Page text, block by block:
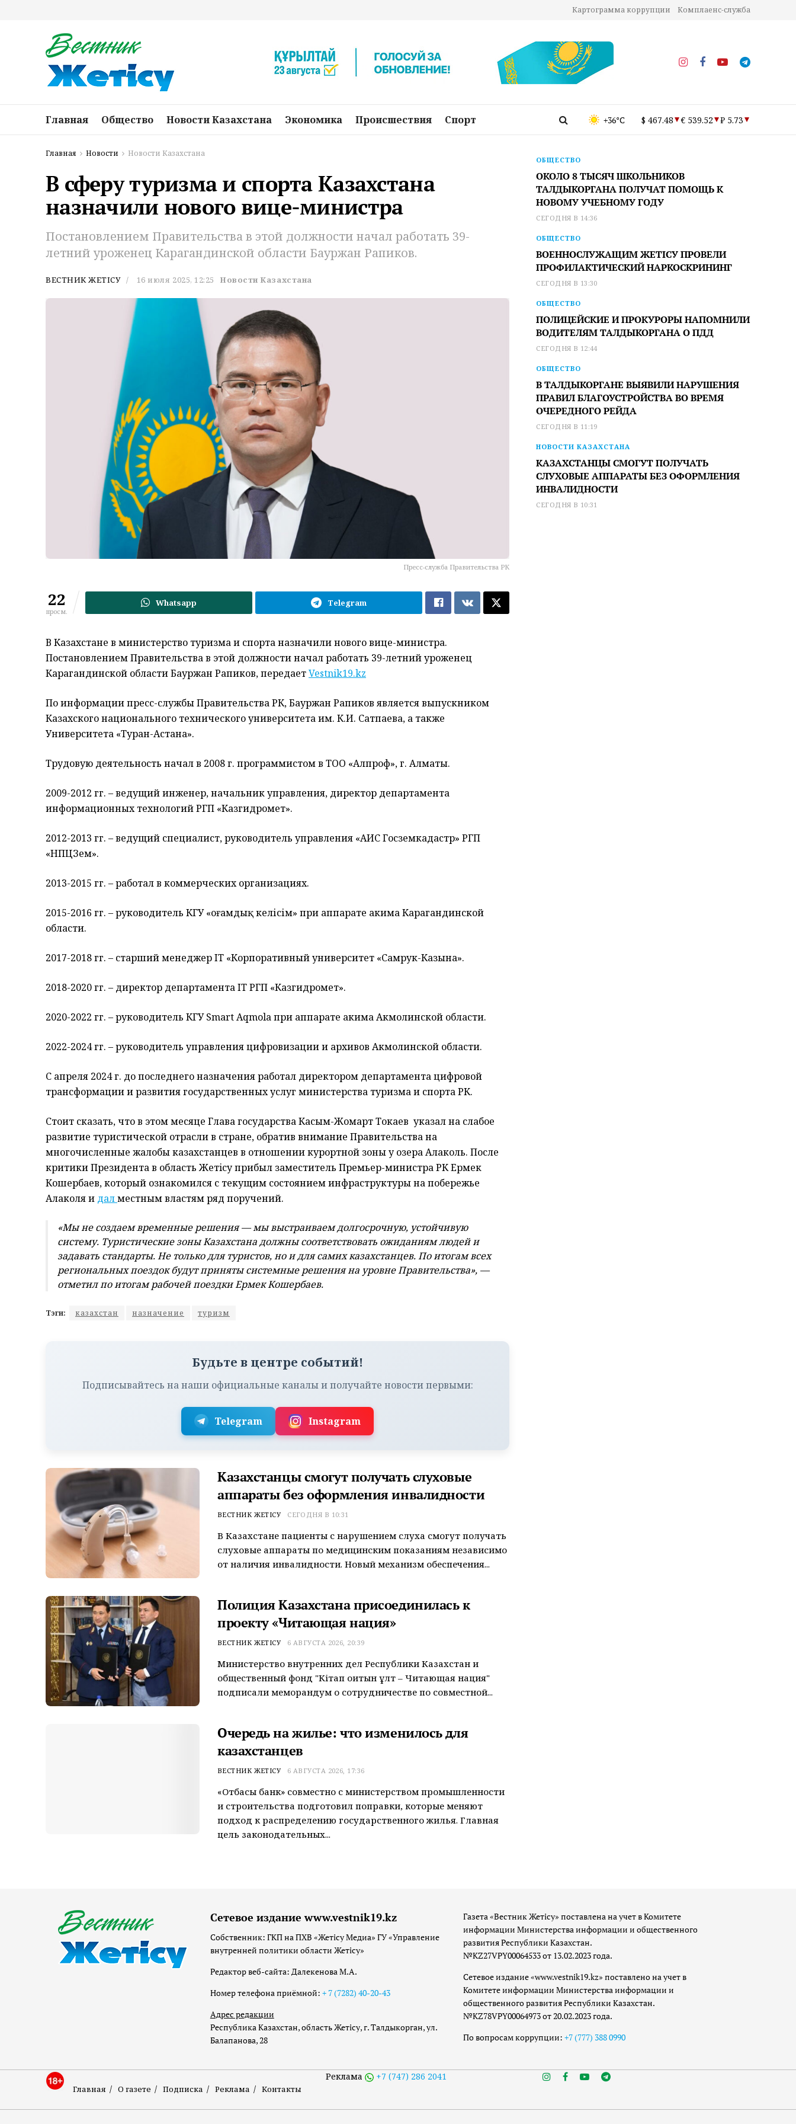
Картограмма коррупции Комплаенс-служба
Главная Общество Новости Казахстана Экономика Происшествия Спорт +36°C $ 467.48 € 539.52 ₽ 5.73
Главная Новости Новости Казахстана
В сферу туризма и спорта Казахстана
назначили нового вице-министра
Постановлением Правительства в этой должности начал работать 39-
летний уроженец Карагандинской области Бауржан Рапиков.
ВЕСТНИК ЖЕТІСУ 16 июля 2025, 12:25 Новости Казахстана
Пресс-служба Правительства РК
22
просм.
Whatsapp Telegram
В Казахстане в министерство туризма и спорта назначили нового вице-министра.
Постановлением Правительства в этой должности начал работать 39-летний уроженец
Карагандинской области Бауржан Рапиков, передаетVestnik19.kz
По информации пресс-службы Правительства РК, Бауржан Рапиков является выпускником
Казахского национального технического университета им. К.И. Сатпаева, а также
Университета «Туран-Астана».
Трудовую деятельность начал в 2008 г. программистом в ТОО «Алпроф», г. Алматы.
2009-2012 гг. – ведущий инженер, начальник управления, директор департамента
информационных технологий РГП «Казгидромет».
2012-2013 гг. – ведущий специалист, руководитель управления «АИС Госземкадастр» РГП
«НПЦЗем».
2013-2015 гг. – работал в коммерческих организациях.
2015-2016 гг. – руководитель КГУ «Қоғамдық келісім» при аппарате акима Карагандинской
области.
2017-2018 гг. – старший менеджер IT «Корпоративный университет «Самрук-Казына».
2018-2020 гг. – директор департамента IT РГП «Казгидромет».
2020-2022 гг. – руководитель КГУ Smаrt Aqmola при аппарате акима Акмолинской области.
2022-2024 гг. – руководитель управления цифровизации и архивов Акмолинской области.
С апреля 2024 г. до последнего назначения работал директором департамента цифровой
трансформации и развития государственных услуг министерства туризма и спорта РК.
Стоит сказать, что в этом месяце Глава государства Касым-Жомарт Токаев указал на слабое
развитие туристической отрасли в стране, обратив внимание Правительства на
многочисленные жалобы казахстанцев в отношении курортной зоны у озера Алаколь. После
критики Президента в область Жетiсу прибыл заместитель Премьер-министра РК Ермек
Кошербаев, который ознакомился с текущим состоянием инфраструктуры на побережье
Алаколя и далместным властям ряд поручений.
«Мы не создаем временные решения — мы выстраиваем долгосрочную, устойчивую
систему. Туристические зоны Казахстана должны соответствовать ожиданиям людей и
задавать стандарты. Не только для туристов, но и для самих казахстанцев. По итогам всех
региональных поездок будут приняты системные решения на уровне Правительства», —
отметил по итогам рабочей поездки Ермек Кошербаев.
Тэги: казахстан назначение туризм
Будьте в центре событий!
Подписывайтесь на наши официальные каналы и получайте новости первыми:
Telegram Instagram
Казахстанцы смогут получать слуховые
аппараты без оформления инвалидности
ВЕСТНИК ЖЕТІСУ СЕГОДНЯ В 10:31
В Казахстане пациенты с нарушением слуха смогут получать
слуховые аппараты по медицинским показаниям независимо
от наличия инвалидности. Новый механизм обеспечения...
Полиция Казахстана присоединилась к
проекту «Читающая нация»
ВЕСТНИК ЖЕТІСУ 6 АВГУСТА 2026, 20:39
Министерство внутренних дел Республики Казахстан и
общественный фонд "Кітап оқитын ұлт – Читающая нация"
подписали меморандум о сотрудничестве по совместной...
Очередь на жилье: что изменилось для
казахстанцев
ВЕСТНИК ЖЕТІСУ 6 АВГУСТА 2026, 17:36
«Отбасы банк» совместно с министерством промышленности
и строительства подготовил поправки, которые меняют
подход к распределению государственного жилья. Главная
цель законодательных...
ОБЩЕСТВО
ОКОЛО 8 ТЫСЯЧ ШКОЛЬНИКОВ
ТАЛДЫКОРГАНА ПОЛУЧАТ ПОМОЩЬ К
НОВОМУ УЧЕБНОМУ ГОДУ
СЕГОДНЯ В 14:36
ОБЩЕСТВО
ВОЕННОСЛУЖАЩИМ ЖЕТІСУ ПРОВЕЛИ
ПРОФИЛАКТИЧЕСКИЙ НАРКОСКРИНИНГ
СЕГОДНЯ В 13:30
ОБЩЕСТВО
ПОЛИЦЕЙСКИЕ И ПРОКУРОРЫ НАПОМНИЛИ
ВОДИТЕЛЯМ ТАЛДЫКОРГАНА О ПДД
СЕГОДНЯ В 12:44
ОБЩЕСТВО
В ТАЛДЫКОРГАНЕ ВЫЯВИЛИ НАРУШЕНИЯ
ПРАВИЛ БЛАГОУСТРОЙСТВА ВО ВРЕМЯ
ОЧЕРЕДНОГО РЕЙДА
СЕГОДНЯ В 11:19
НОВОСТИ КАЗАХСТАНА
КАЗАХСТАНЦЫ СМОГУТ ПОЛУЧАТЬ
СЛУХОВЫЕ АППАРАТЫ БЕЗ ОФОРМЛЕНИЯ
ИНВАЛИДНОСТИ
СЕГОДНЯ В 10:31
Сетевое издание www.vestnik19.kz
Собственник: ГКП на ПХВ «Жетісу Медиа» ГУ «Управление
внутренней политики области Жетісу»
Редактор веб-сайта: Далекенова М.А.
Номер телефона приёмной: + 7 (7282) 40-20-43
Адрес редакции
Республика Казахстан, область Жетісу, г. Талдыкорган, ул.
Балапанова, 28
Газета «Вестник Жетісу» поставлена на учет в Комитете
информации Министерства информации и общественного
развития Республики Казахстан.
№KZ27VPY00064533 от 13.02.2023 года.
Сетевое издание «www.vestnik19.kz» поставлено на учет в
Комитете информации Министерства информации и
общественного развития Республики Казахстан.
№KZ78VPY00064973 от 20.02.2023 года.
По вопросам коррупции: +7 (777) 388 0990
Главная О газете Подписка Реклама Контакты
Реклама +7 (747) 286 2041